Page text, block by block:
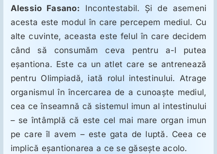
Alessio Fasano: Incontestabil. Şi de asemeni
acesta este modul în care percepem mediul. Cu
alte cuvinte, aceasta este felul în care decidem
când să consumăm ceva pentru a-l putea
eşantiona. Este ca un atlet care se antrenează
pentru Olimpiadă, iată rolul intestinului. Atrage
organismul în încercarea de a cunoaşte mediul,
cea ce înseamnă că sistemul imun al intestinului
– se întâmplă că este cel mai mare organ imun
pe care îl avem – este gata de luptă. Ceea ce
implică eşantionarea a ce se găseşte acolo.